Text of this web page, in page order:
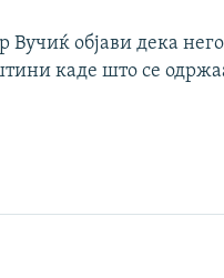
Вучиќ објави дека
каде што се